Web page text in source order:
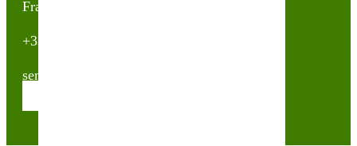
France
+33(0)2 40 23 63 24
sembio@partnerandco.fr